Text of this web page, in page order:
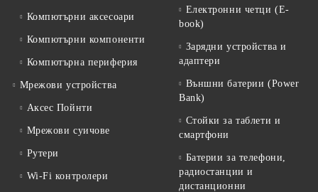
Компютърни аксесоари
Компютърни компоненти
Компютърна периферия
Мрежови устройства
Аксес Пойнти
Мрежови суичове
Рутери
Wi-Fi контролери
Електронни четци (E-
book)
Зарядни устройства и
адаптери
Външни батерии (Power
Bank)
Стойки за таблети и
смартфони
Батерии за телефони,
радиостанции и
дистанционни